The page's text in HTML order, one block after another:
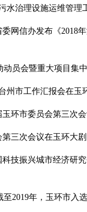
水治理设施运维管理
网信办发布《2018
员会暨重大项目集
州市工作汇报会在玉
环市委员会第三次
三次会议在玉环大
技振兴城市经济研
2019年，玉环市入